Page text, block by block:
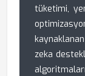
tüketimi,
zeka